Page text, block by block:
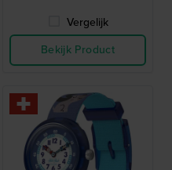
Vergelijk
Bekijk Product